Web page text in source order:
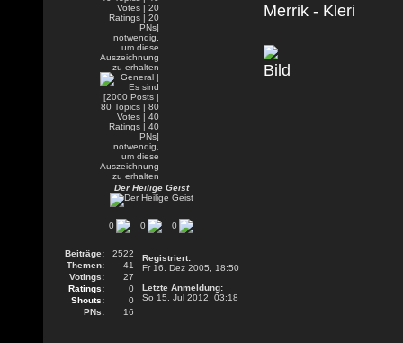
Der Heilige Geist
0 0 0
Beiträge:
2522
Themen:
41
Votings:
27
Ratings:
0
Shouts:
0
PNs:
16
Registriert:
Fr 16. Dez 2005, 18:50
Letzte Anmeldung:
So 15. Jul 2012, 03:18
Merrik - Kleri